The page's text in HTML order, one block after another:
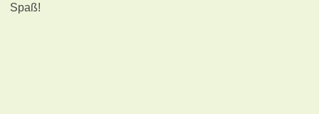
Spaß!